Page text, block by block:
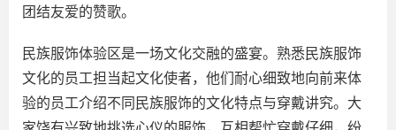
团结友爱的赞歌。
民族服饰体验区是一场文化交融的盛宴。熟悉民族服饰
文化的员工担当起文化使者，他们耐心细致地向前来体
验的员工介绍不同民族服饰的文化特点与穿戴讲究。大